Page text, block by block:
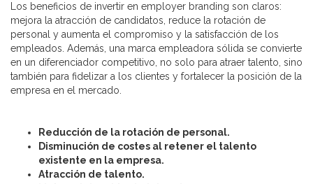
Los beneficios de invertir en employer branding son claros:
mejora la atracción de candidatos, reduce la rotación de
personal y aumenta el compromiso y la satisfacción de los
empleados. Además, una marca empleadora sólida se convierte
en un diferenciador competitivo, no solo para atraer talento, sino
también para fidelizar a los clientes y fortalecer la posición de la
empresa en el mercado.
Reducción de la rotación de personal.
Disminución de costes al retener el talento
existente en la empresa.
Atracción de talento.